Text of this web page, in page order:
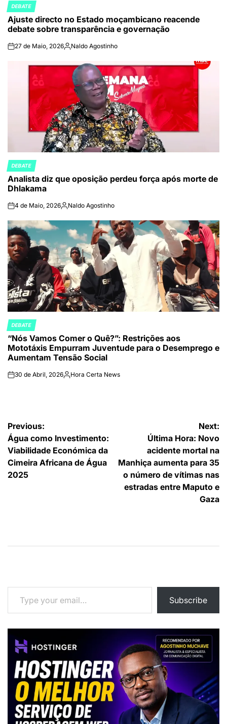
POSTED
IN
DEBATE
Ajuste directo no Estado moçambicano reacende
debate sobre transparência e governação
on27 de Maio, 2026Publicado
Naldo Agostinho
POSTED
IN
DEBATE
Analista diz que oposição perdeu força após morte de
Dhlakama
on4 de Maio, 2026Publicado
Naldo Agostinho
POSTED
IN
DEBATE
“Nós Vamos Comer o Quê?”: Restrições aos
Mototáxis Empurram Juventude para o Desemprego e
Aumentam Tensão Social
on30 de Abril, 2026Publicado
Hora Certa News
Navegação
de
artigos
Previous:
Água como Investimento:
Viabilidade Económica da
Cimeira Africana de Água
2025
Next:
Última Hora: Novo
acidente mortal na
Manhiça aumenta para 35
o número de vítimas nas
estradas entre Maputo e
Gaza
Type your email…
Subscribe